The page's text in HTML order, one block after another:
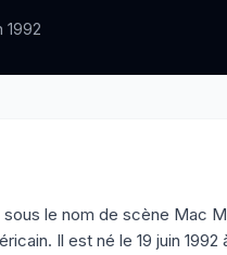
1992
le nom de scène Mac
Il est né le 19 juin 1992